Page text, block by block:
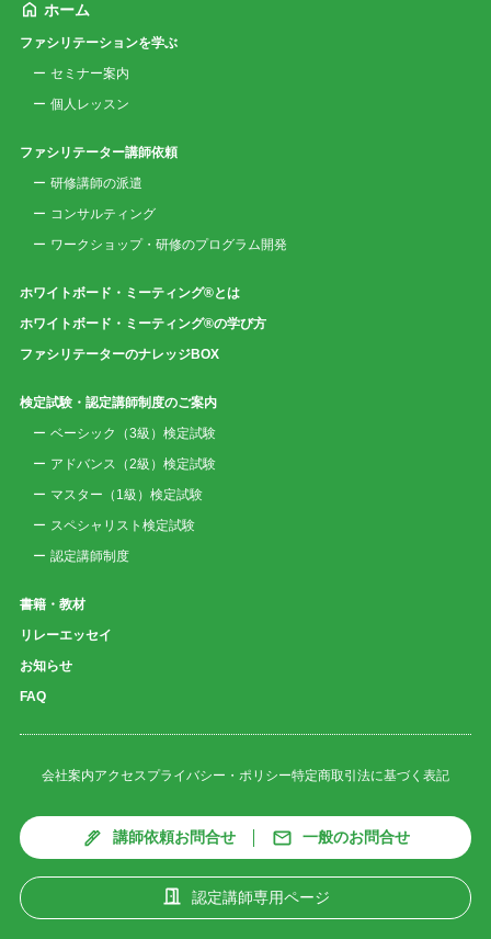
ホーム
ファシリテーションを学ぶ
セミナー案内
個人レッスン
ファシリテーター講師依頼
研修講師の派遣
コンサルティング
ワークショップ・研修のプログラム開発
ホワイトボード・ミーティング®とは
ホワイトボード・ミーティング®の学び方
ファシリテーターのナレッジBOX
検定試験・認定講師制度のご案内
ベーシック（3級）検定試験
アドバンス（2級）検定試験
マスター（1級）検定試験
スペシャリスト検定試験
認定講師制度
書籍・教材
リレーエッセイ
お知らせ
FAQ
会社案内アクセスプライバシー・ポリシー特定商取引法に基づく表記
講師依頼お問合せ 一般のお問合せ
認定講師専用ページ